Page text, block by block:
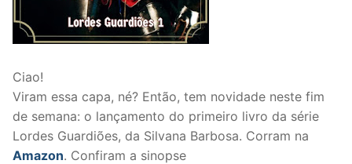
Ciao!
Viram essa capa, né? Então, tem novidade neste fim
de semana: o lançamento do primeiro livro da série
Lordes Guardiões, da Silvana Barbosa. Corram na
Amazon. Confiram a sinopse